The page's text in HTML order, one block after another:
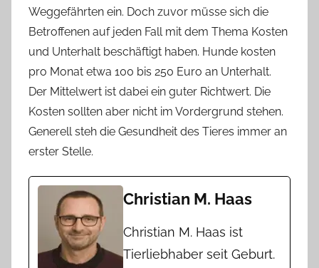
Weggefährten ein. Doch zuvor müsse sich die
Betroffenen auf jeden Fall mit dem Thema Kosten
und Unterhalt beschäftigt haben. Hunde kosten
pro Monat etwa 100 bis 250 Euro an Unterhalt.
Der Mittelwert ist dabei ein guter Richtwert. Die
Kosten sollten aber nicht im Vordergrund stehen.
Generell steh die Gesundheit des Tieres immer an
erster Stelle.
Christian M. Haas
Christian M. Haas ist
Tierliebhaber seit Geburt.